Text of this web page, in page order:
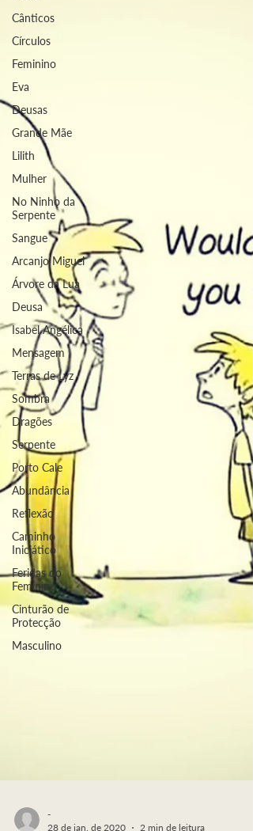
Cânticos
Círculos
Feminino
Eva
Deusas
Grande Mãe
Lilith
Mulher
No Ninho da
Serpente
Sangue
Arcanjo Miguel
Árvore da Lua
Deusa
Isabel Angélica
Mensagem
Terras de Lyz
Sombra
Dragões
Serpente
Porto Cale
Abundância
Reflexão
Caminho
Iniciático
Feridas do
Feminino
Cinturão de
Protecção
Masculino